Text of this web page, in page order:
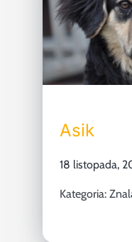
Asik
18 listopada,
Kategoria: